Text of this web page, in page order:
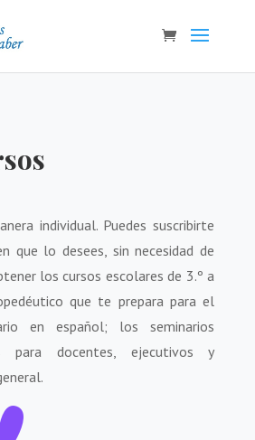
individual. Puedes suscribirte
que lo desees, sin necesidad de
los cursos escolares de 3.º a
que te prepara para el
en español; los seminarios
para docentes, ejecutivos y